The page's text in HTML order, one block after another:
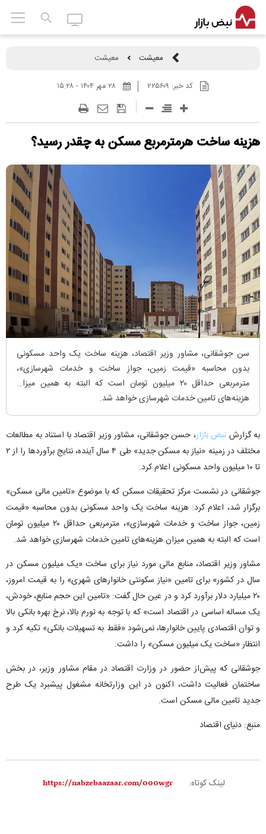
معیشت معیشت
کد خبر: ۲۲۵۶۰۹ ۲۸ مهر ۱۴۰۴ - ۱۵:۲۸
هزینه ساخت هرمترمربع مسکن به چقدر رسید؟
سن جوشقانی، مشاور وزیر اقتصاد، هزینه ساخت یک واحد مسکونی
بدون محاسبه «قیمت زمین، جواز ساخت و خدمات شهرسازی»،
مترمربعی حداقل ۲۰ میلیون تومان است که البته به همین میزان
هزینه‌های تامین خدمات شهرسازی خواهد شد.
به گزارش نبض بازار، حسن جوشقانی، مشاور وزیر اقتصاد با استناد به مطالعات
مختلف در زمینه «نیاز به مسکن جدید» طی ۴ سال آینده، نتایج برآورد‌ها را از ۲
تا ۱۰ میلیون واحد مسکونی اعلام کرد.
جوشقانی در نشست مرکز تحقیقات مسکن که با موضوع «تامین مالی مسکن»
برگزار شد، اعلام کرد: هزینه ساخت یک واحد مسکونی بدون محاسبه «قیمت
زمین، جواز ساخت و خدمات شهرسازی»، مترمربعی حداقل ۲۰ میلیون تومان
است که البته به همین میزان هزینه‌های تامین خدمات شهرسازی خواهد شد.
مشاور وزیر اقتصاد، منابع مالی مورد نیاز برای ساخت «یک میلیون مسکن در
سال در کشور» برای تامین «نیاز سکونتی خانوار‌های شهری» را به قیمت امروز،
۲۰ میلیارد دلار برآورد کرد و در عین حال گفت: «تامین این حجم منابع، خودش،
یک مساله اساسی در اقتصاد است» که با توجه به تورم بالا، نرخ بهره بانکی بالا
و توان اقتصادی پایین خانوارها، نمی‌شود «فقط به تسهیلات بانکی» تکیه کرد و
انتظار «ساخت یک میلیون مسکن» را داشت.
جوشقانی که پیش‌از حضور در وزارت اقتصاد در مقام مشاور وزیر، در بخش
ساختمان فعالیت داشت، اکنون در این وزارتخانه مشغول پیشبرد یک طرح
جدید تامین مالی مسکن است.
منبع: دنیای اقتصاد
لینک کوتاه: